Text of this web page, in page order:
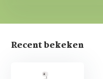
Recent bekeken